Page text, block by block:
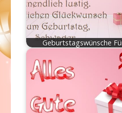
Geburtstagswünsche